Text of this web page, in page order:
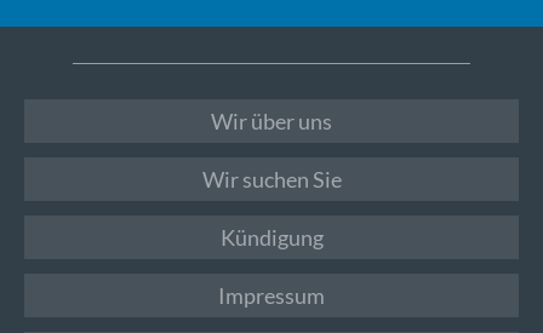
Wir über uns
Wir suchen Sie
Kündigung
Impressum